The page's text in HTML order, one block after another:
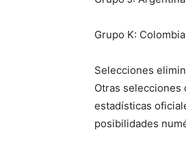
Grupo K:
Selecciones
Otras selecciones
estadísticas
posibilidades